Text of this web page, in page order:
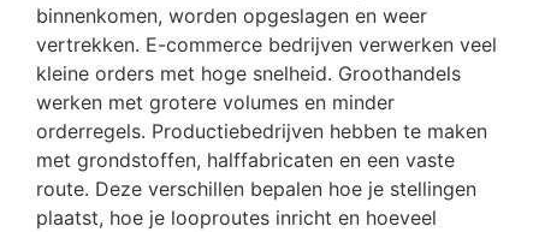
binnenkomen, worden opgeslagen en weer
vertrekken. E-commerce bedrijven verwerken veel
kleine orders met hoge snelheid. Groothandels
werken met grotere volumes en minder
orderregels. Productiebedrijven hebben te maken
met grondstoffen, halffabricaten en een vaste
route. Deze verschillen bepalen hoe je stellingen
plaatst, hoe je looproutes inricht en hoeveel